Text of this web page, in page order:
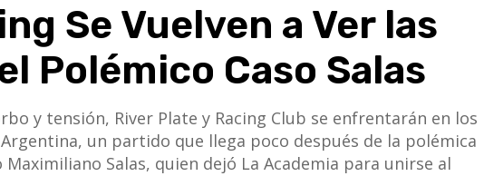
Se Vuelven a Ver las
Polémico Caso Salas
y tensión, River Plate y Racing Club se enfrentarán en los
un partido que llega poco después de la polémica
Salas, quien dejó La Academia para unirse al